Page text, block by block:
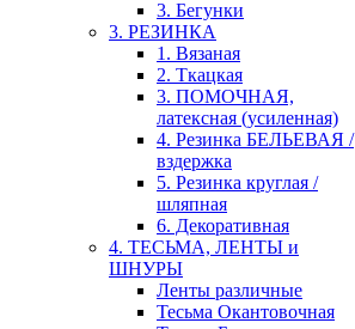
3. Бегунки
3. РЕЗИНКА
1. Вязаная
2. Ткацкая
3. ПОМОЧНАЯ,
латексная (усиленная)
4. Резинка БЕЛЬЕВАЯ /
вздержка
5. Резинка круглая /
шляпная
6. Декоративная
4. ТЕСЬМА, ЛЕНТЫ и
ШНУРЫ
Ленты различные
Тесьма Окантовочная